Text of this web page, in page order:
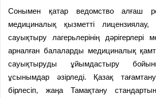
Сонымен қатар ведомство алғаш
медициналық қызметті лицензиялау,
сауықтыру лагерьлерінің дәрігерлері
арналған балаларды медициналық
сауықтыруды ұйымдастыру
ұсынымдар әзірледі. Қазақ
бірлесіп, жаңа Тамақтану